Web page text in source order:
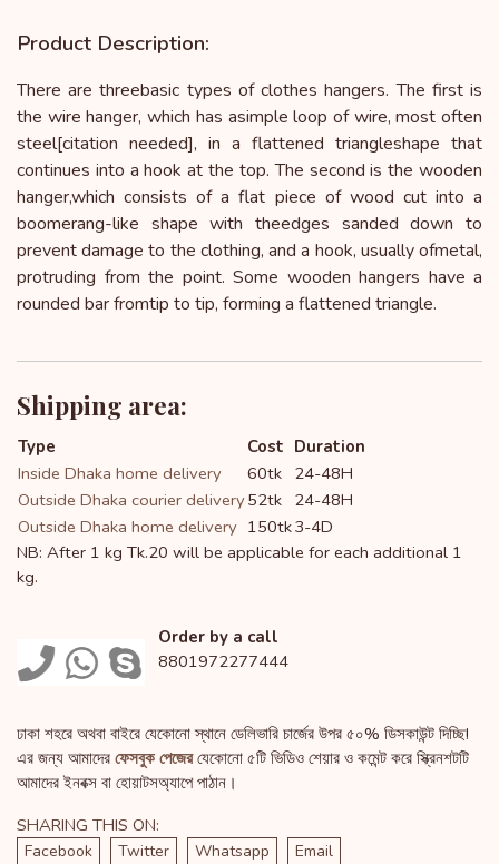
Product Description:
There are threebasic types of clothes hangers. The first is
the wire hanger, which has asimple loop of wire, most often
steel[citation needed], in a flattened triangleshape that
continues into a hook at the top. The second is the wooden
hanger,which consists of a flat piece of wood cut into a
boomerang-like shape with theedges sanded down to
prevent damage to the clothing, and a hook, usually ofmetal,
protruding from the point. Some wooden hangers have a
rounded bar fromtip to tip, forming a flattened triangle.
Shipping area:
Type Cost Duration
Inside Dhaka home delivery
60tk 24-48H
Outside Dhaka courier delivery52tk 24-48H
Outside Dhaka home delivery 150tk3-4D
NB: After 1 kg Tk.20 will be applicable for each additional 1
kg.
Order by a call
8801972277444
ঢাকা শহরে অথবা বাইরে যেকোনো স্থানে ডেলিভারি চার্জের উপর ৫০% ডিসকাউন্ট দিচ্ছি!
এর জন্য আমাদের ফেসবুক পেজেরযেকোনো ৫টি ভিডিও শেয়ার ও কমেন্ট করে স্ক্রিনশটটি
আমাদের ইনবক্স বা হোয়াটসঅ্যাপে পাঠান।
SHARING THIS ON:
Facebook Twitter Whatsapp Email